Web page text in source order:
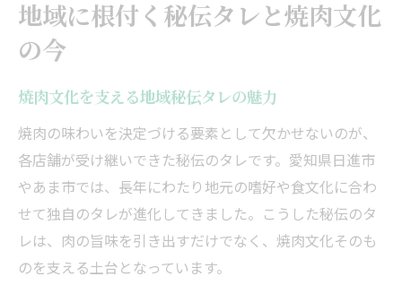
地域に根付く秘伝タレと焼肉文化
の今
焼肉文化を支える地域秘伝タレの魅力
焼肉の味わいを決定づける要素として欠かせないのが、
各店舗が受け継いできた秘伝のタレです。愛知県日進市
やあま市では、長年にわたり地元の嗜好や食文化に合わ
せて独自のタレが進化してきました。こうした秘伝のタ
レは、肉の旨味を引き出すだけでなく、焼肉文化そのも
のを支える土台となっています。